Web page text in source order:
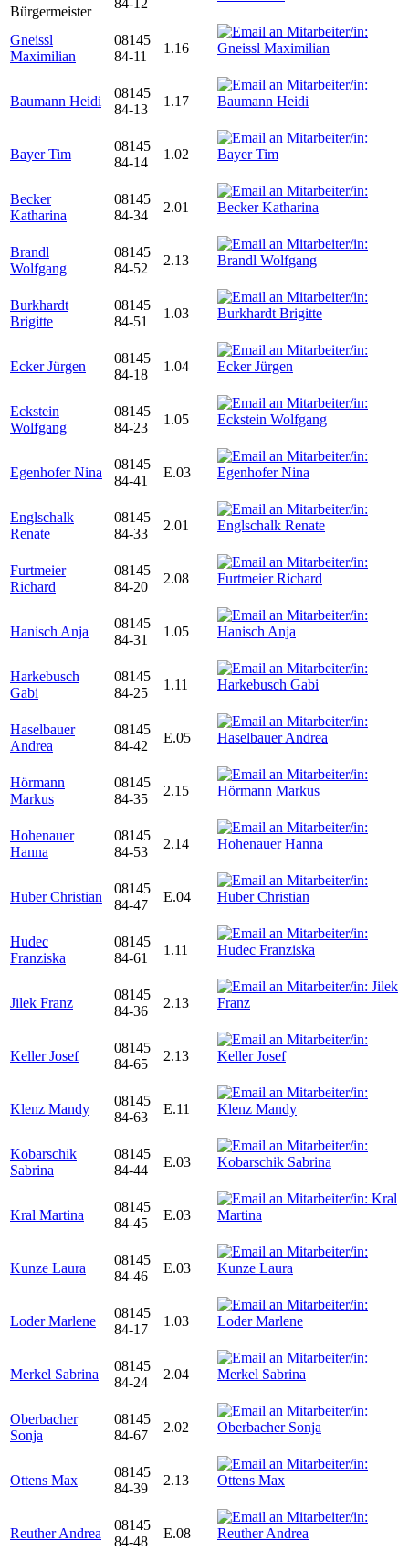
Bürgermeister
84-12
Gneissl
Maximilian
08145
84-11
1.16
Baumann Heidi
08145
84-13
1.17
Bayer Tim
08145
84-14
1.02
Becker
Katharina
08145
84-34
2.01
Brandl
Wolfgang
08145
84-52
2.13
Burkhardt
Brigitte
08145
84-51
1.03
Ecker Jürgen
08145
84-18
1.04
Eckstein
Wolfgang
08145
84-23
1.05
Egenhofer Nina
08145
84-41
E.03
Englschalk
Renate
08145
84-33
2.01
Furtmeier
Richard
08145
84-20
2.08
Hanisch Anja
08145
84-31
1.05
Harkebusch
Gabi
08145
84-25
1.11
Haselbauer
Andrea
08145
84-42
E.05
Hörmann
Markus
08145
84-35
2.15
Hohenauer
Hanna
08145
84-53
2.14
Huber Christian
08145
84-47
E.04
Hudec
Franziska
08145
84-61
1.11
Jilek Franz
08145
84-36
2.13
Keller Josef
08145
84-65
2.13
Klenz Mandy
08145
84-63
E.11
Kobarschik
Sabrina
08145
84-44
E.03
Kral Martina
08145
84-45
E.03
Kunze Laura
08145
84-46
E.03
Loder Marlene
08145
84-17
1.03
Merkel Sabrina
08145
84-24
2.04
Oberbacher
Sonja
08145
84-67
2.02
Ottens Max
08145
84-39
2.13
Reuther Andrea
08145
84-48
E.08